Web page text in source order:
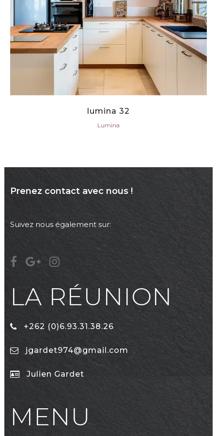
lumina 32
Lumina
Prenez contact avec nous !
Suivez nous également sur:
LA RÉUNION
+262 (0)6.93.31.38.26
jgardet974@gmail.com
Julien Gardet
MENU